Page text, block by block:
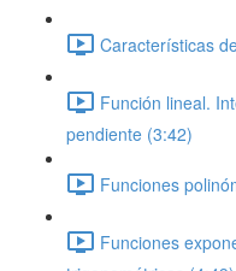
Características
Función lineal.
pendiente (3:42)
Funciones
Funciones